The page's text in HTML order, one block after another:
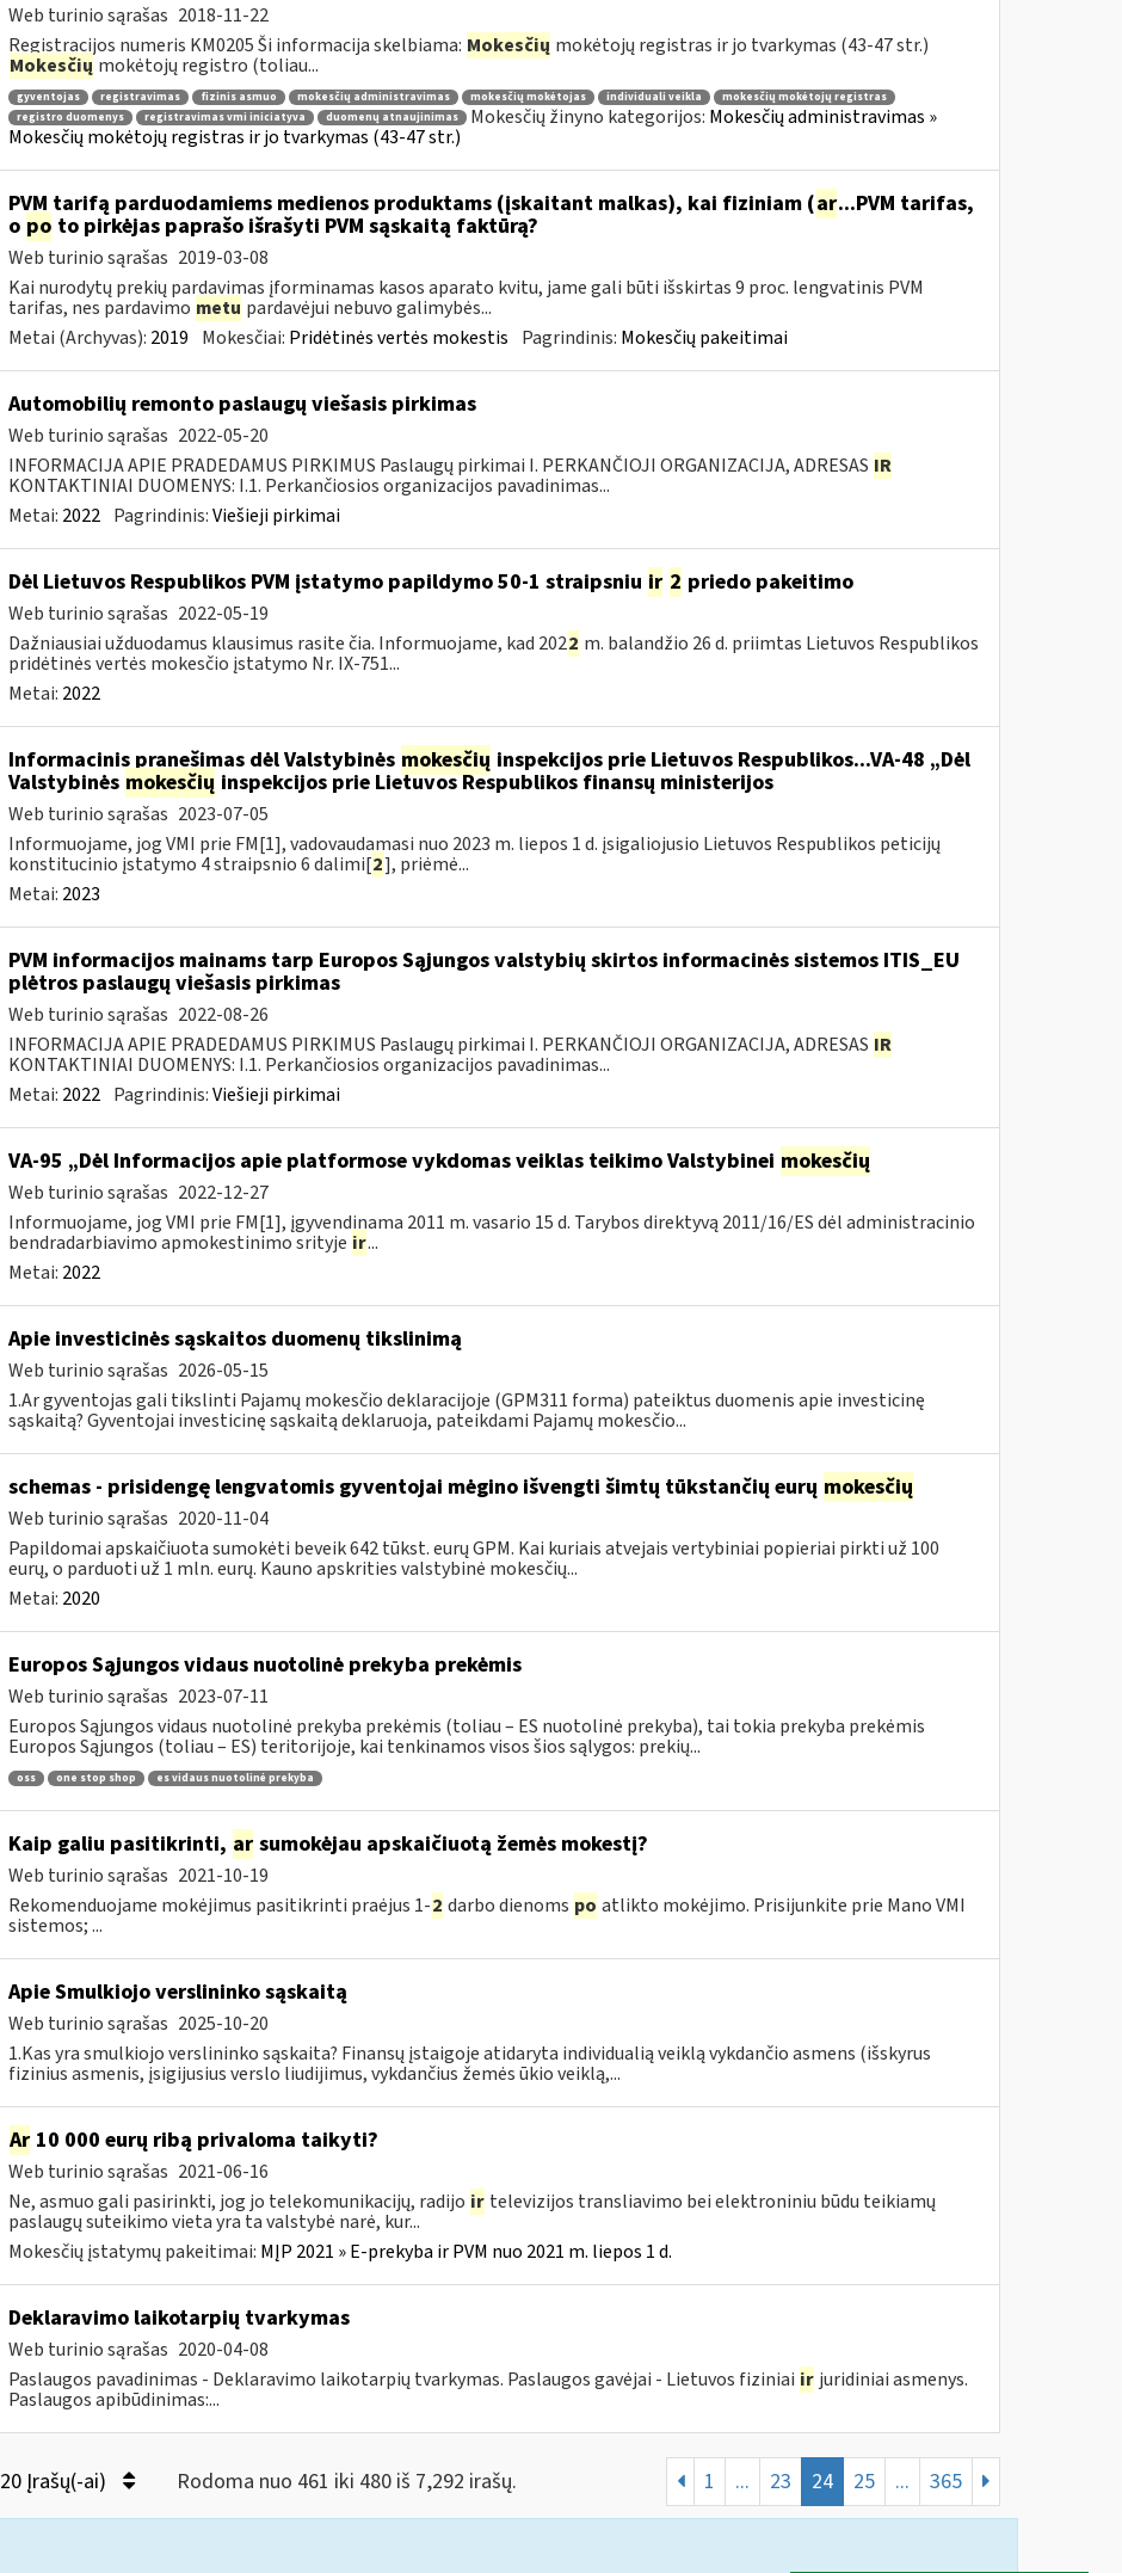
Web turinio sąrašas 2018-11-22
Registracijos numeris KM0205 Ši informacija skelbiama: Mokesčių mokėtojų registras ir jo tvarkymas (43-47 str.)
Mokesčių mokėtojų registro (toliau...
gyventojas registravimas fizinis asmuo mokesčių administravimas mokesčių mokėtojas individuali veikla
mokesčių mokėtojų registras
registro duomenys
registravimas vmi iniciatyva duomenų atnaujinimas Mokesčių žinyno kategorijos: Mokesčių administravimas »
Mokesčių mokėtojų registras ir jo tvarkymas (43-47 str.)
PVM tarifą parduodamiems medienos produktams (įskaitant malkas), kai fiziniam (ar...PVM tarifas,
o po to pirkėjas paprašo išrašyti PVM sąskaitą faktūrą?
Web turinio sąrašas 2019-03-08
Kai nurodytų prekių pardavimas įforminamas kasos aparato kvitu, jame gali būti išskirtas 9 proc. lengvatinis PVM
tarifas, nes pardavimo metu pardavėjui nebuvo galimybės...
Metai (Archyvas): 2019 Mokesčiai: Pridėtinės vertės mokestis Pagrindinis: Mokesčių pakeitimai
Automobilių remonto paslaugų viešasis pirkimas
Web turinio sąrašas 2022-05-20
INFORMACIJA APIE PRADEDAMUS PIRKIMUS Paslaugų pirkimai I. PERKANČIOJI ORGANIZACIJA, ADRESAS IR
KONTAKTINIAI DUOMENYS: I.1. Perkančiosios organizacijos pavadinimas...
Metai: 2022 Pagrindinis:Viešieji pirkimai
Dėl Lietuvos Respublikos PVM įstatymo papildymo 50-1 straipsniu ir 2 priedo pakeitimo
Web turinio sąrašas 2022-05-19
Dažniausiai užduodamus klausimus rasite čia. Informuojame, kad 2022 m. balandžio 26 d. priimtas Lietuvos Respublikos
pridėtinės vertės mokesčio įstatymo Nr. IX-751...
Metai: 2022
Informacinis pranešimas dėl Valstybinės mokesčių inspekcijos prie Lietuvos Respublikos...VA-48 „Dėl
Valstybinės mokesčių inspekcijos prie Lietuvos Respublikos finansų ministerijos
Web turinio sąrašas 2023-07-05
Informuojame, jog VMI prie FM[1], vadovaudamasi nuo 2023 m. liepos 1 d. įsigaliojusio Lietuvos Respublikos peticijų
konstitucinio įstatymo 4 straipsnio 6 dalimi[2], priėmė...
Metai: 2023
PVM informacijos mainams tarp Europos Sąjungos valstybių skirtos informacinės sistemos ITIS_EU
plėtros paslaugų viešasis pirkimas
Web turinio sąrašas 2022-08-26
INFORMACIJA APIE PRADEDAMUS PIRKIMUS Paslaugų pirkimai I. PERKANČIOJI ORGANIZACIJA, ADRESAS IR
KONTAKTINIAI DUOMENYS: I.1. Perkančiosios organizacijos pavadinimas...
Metai: 2022 Pagrindinis:Viešieji pirkimai
VA-95 „Dėl Informacijos apie platformose vykdomas veiklas teikimo Valstybinei mokesčių
Web turinio sąrašas 2022-12-27
Informuojame, jog VMI prie FM[1], įgyvendinama 2011 m. vasario 15 d. Tarybos direktyvą 2011/16/ES dėl administracinio
bendradarbiavimo apmokestinimo srityje ir...
Metai: 2022
Apie investicinės sąskaitos duomenų tikslinimą
Web turinio sąrašas 2026-05-15
1.Ar gyventojas gali tikslinti Pajamų mokesčio deklaracijoje (GPM311 forma) pateiktus duomenis apie investicinę
sąskaitą? Gyventojai investicinę sąskaitą deklaruoja, pateikdami Pajamų mokesčio...
schemas - prisidengę lengvatomis gyventojai mėgino išvengti šimtų tūkstančių eurų mokesčių
Web turinio sąrašas 2020-11-04
Papildomai apskaičiuota sumokėti beveik 642 tūkst. eurų GPM. Kai kuriais atvejais vertybiniai popieriai pirkti už 100
eurų, o parduoti už 1 mln. eurų. Kauno apskrities valstybinė mokesčių...
Metai: 2020
Europos Sąjungos vidaus nuotolinė prekyba prekėmis
Web turinio sąrašas 2023-07-11
Europos Sąjungos vidaus nuotolinė prekyba prekėmis (toliau – ES nuotolinė prekyba), tai tokia prekyba prekėmis
Europos Sąjungos (toliau – ES) teritorijoje, kai tenkinamos visos šios sąlygos: prekių...
oss one stop shop es vidaus nuotolinė prekyba
Kaip galiu pasitikrinti, arsumokėjau apskaičiuotą žemės mokestį?
Web turinio sąrašas 2021-10-19
Rekomenduojame mokėjimus pasitikrinti praėjus 1-2 darbo dienoms po atlikto mokėjimo. Prisijunkite prie Mano VMI
sistemos; ...
Apie Smulkiojo verslininko sąskaitą
Web turinio sąrašas 2025-10-20
1.Kas yra smulkiojo verslininko sąskaita? Finansų įstaigoje atidaryta individualią veiklą vykdančio asmens (išskyrus
fizinius asmenis, įsigijusius verslo liudijimus, vykdančius žemės ūkio veiklą,...
Ar10 000 eurų ribą privaloma taikyti?
Web turinio sąrašas 2021-06-16
Ne, asmuo gali pasirinkti, jog jo telekomunikacijų, radijo ir televizijos transliavimo bei elektroniniu būdu teikiamų
paslaugų suteikimo vieta yra ta valstybė narė, kur...
Mokesčių įstatymų pakeitimai: MĮP 2021 » E-prekyba ir PVM nuo 2021 m. liepos 1 d.
Deklaravimo laikotarpių tvarkymas
Web turinio sąrašas 2020-04-08
Paslaugos pavadinimas - Deklaravimo laikotarpių tvarkymas. Paslaugos gavėjai - Lietuvos fiziniai ir juridiniai asmenys.
Paslaugos apibūdinimas:...
20 Įrašų(-ai) Rodoma nuo 461 iki 480 iš 7,292 irašų. 1 ... 23 24 25 ... 365